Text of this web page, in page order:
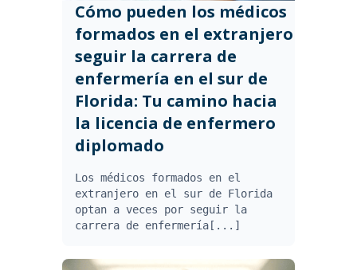
Cómo pueden los médicos
formados en el extranjero
seguir la carrera de
enfermería en el sur de
Florida: Tu camino hacia
la licencia de enfermero
diplomado
Los médicos formados en el
extranjero en el sur de Florida
optan a veces por seguir la
carrera de enfermería[...]